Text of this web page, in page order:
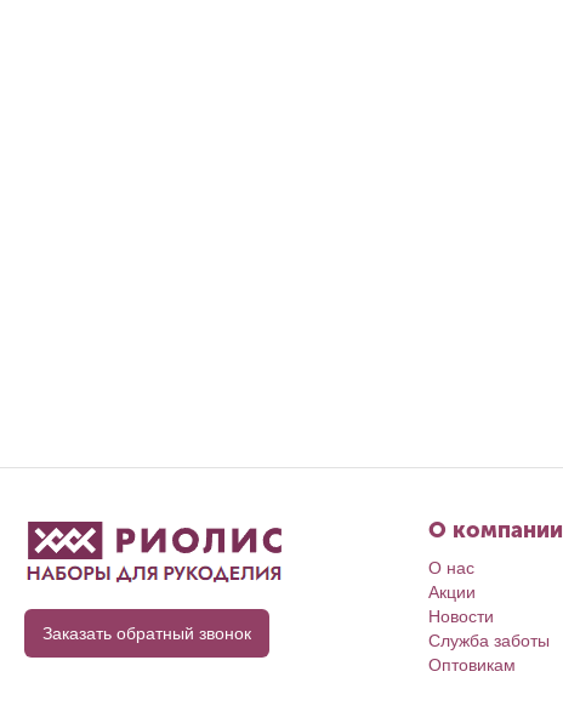
Заказать обратный звонок
О компании
О нас
Акции
Новости
Служба заботы
Оптовикам